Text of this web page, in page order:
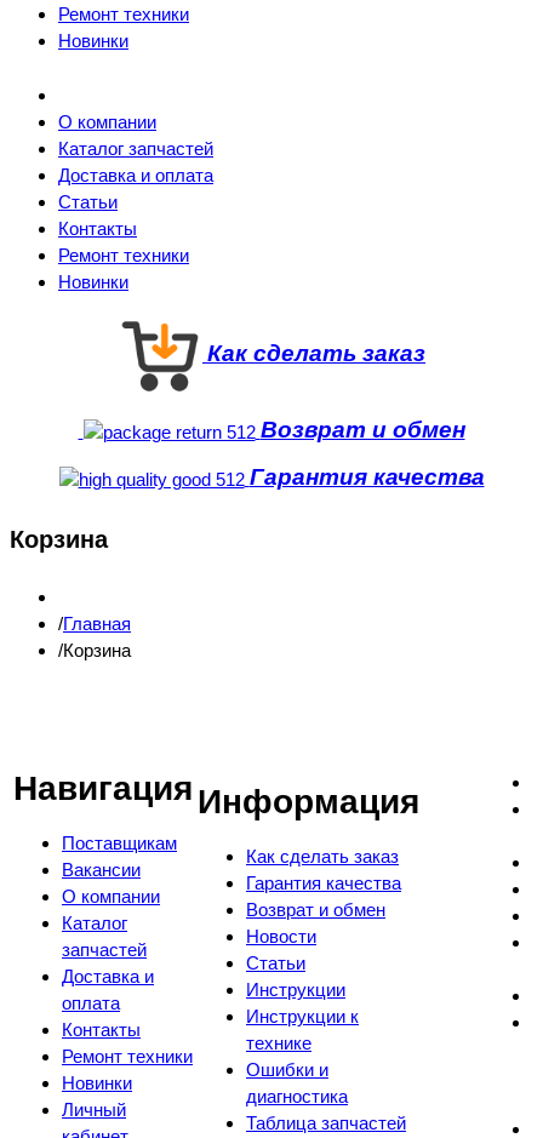
Ремонт техники
Новинки
О компании
Каталог запчастей
Доставка и оплата
Статьи
Контакты
Ремонт техники
Новинки
Как сделать заказ
Возврат и обмен
Гарантия качества
Корзина
Главная
Корзина
Навигация
Поставщикам
Вакансии
О компании
Каталог
запчастей
Доставка и
оплата
Контакты
Ремонт техники
Новинки
Личный
Информация
Как сделать заказ
Гарантия качества
Возврат и обмен
Новости
Статьи
Инструкции
Инструкции к
технике
Ошибки и
диагностика
Таблица запчастей